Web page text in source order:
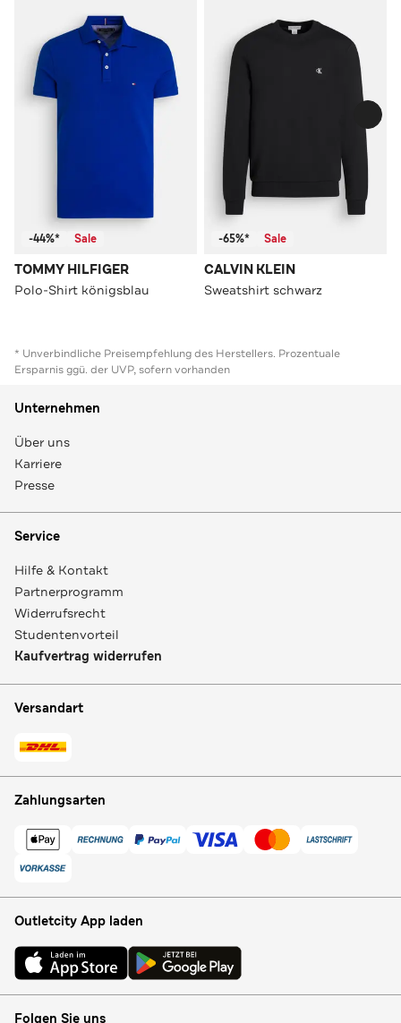
-44%* Sale
TOMMY HILFIGER
Polo-Shirt königsblau
-65%* Sale
CALVIN KLEIN
Sweatshirt schwarz
* Unverbindliche Preisempfehlung des Herstellers. Prozentuale
Ersparnis ggü. der UVP, sofern vorhanden
Unternehmen
Über uns
Karriere
Presse
Service
Hilfe & Kontakt
Partnerprogramm
Widerrufsrecht
Studentenvorteil
Kaufvertrag widerrufen
Versandart
Zahlungsarten
Outletcity App laden
Folgen Sie uns